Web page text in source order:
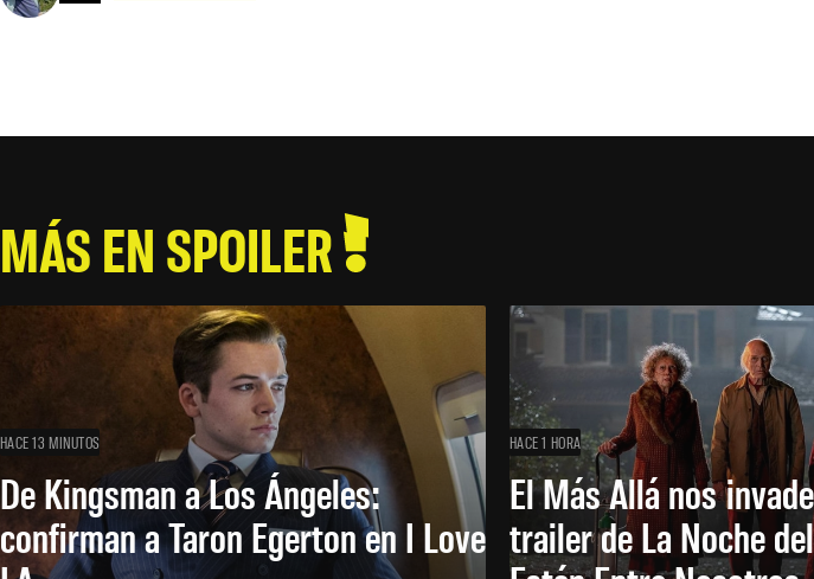
MÁS EN SPOILER
HACE 13 MINUTOS
De Kingsman a Los Ángeles:
confirman a Taron Egerton en I Love
HACE 1 HORA
El Más Allá nos
trailer de La Noche